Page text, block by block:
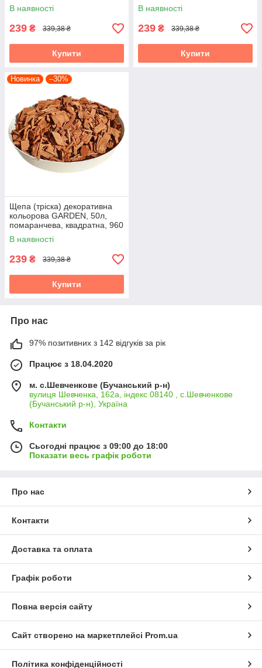
В наявності
239 ₴ 339,38 ₴
Купити
В наявності
239 ₴ 339,38 ₴
Купити
Новинка –30%
Щепа (тріска) декоративна
кольорова GARDEN, 50л,
помаранчева, квадратна, 960
В наявності
239 ₴ 339,38 ₴
Купити
Про нас
97% позитивних з 142 відгуків за рік
Працює з 18.04.2020
м. с.Шевченкове (Бучанський р-н)
вулиця Шевченка, 162а, індекс 08140 , с.Шевченкове
(Бучанський р-н), Україна
Контакти
Сьогодні працює з 09:00 до 18:00
Показати весь графік роботи
Про нас
Контакти
Доставка та оплата
Графік роботи
Повна версія сайту
Сайт створено на маркетплейсі Prom.ua
Політика конфіденційності